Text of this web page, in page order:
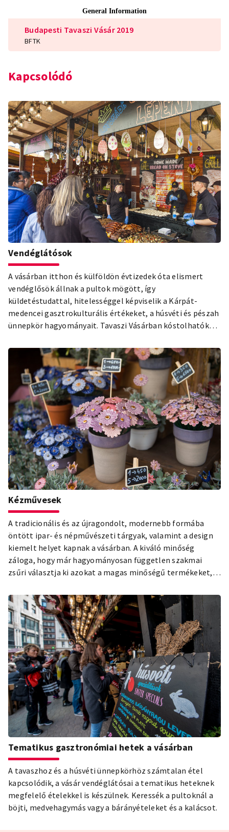
Budapesti Tavaszi Vásár 2019
BFTK
Kapcsolódó
Vendéglátósok
A vásárban itthon és külföldön évtizedek óta elismert
vendéglősök állnak a pultok mögött, így
küldetéstudattal, hitelességgel képviselik a Kárpát-
medencei gasztrokulturális értékeket, a húsvéti és pészah
ünnepkör hagyományait. Tavaszi Vásárban kóstolhatók
ételspecialitások, kézműves édességek, italok melyek
kiegészítik a hagyományos magyar vásári konyha
választékát és megismerhetik a régióra jellemző
ételkülönlegességeket.
Kézművesek
A tradicionális és az újragondolt, modernebb formába
öntött ipar- és népművészeti tárgyak, valamint a design
kiemelt helyet kapnak a vásárban. A kiváló minőség
záloga, hogy már hagyományosan független szakmai
zsűri választja ki azokat a magas minőségű termékeket,
rendezvényen.
Tematikus gasztronómiai hetek a vásárban
A tavaszhoz és a húsvéti ünnepkörhöz számtalan étel
kapcsolódik, a vásár vendéglátósai a tematikus heteknek
megfelelő ételekkel is készülnek. Keressék a pultoknál a
böjti, medvehagymás vagy a bárányételeket és a kalácsot.